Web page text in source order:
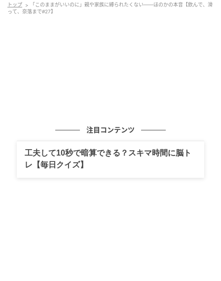
トップ
「このままがいいのに」親や家族に縛られたくない――ほのかの本音【飲んで、滑
って、奈落まで#27】
注目コンテンツ
工夫して10秒で暗算できる？スキマ時間に脳ト
レ【毎日クイズ】